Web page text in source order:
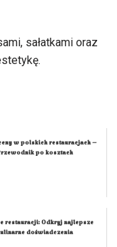
sałatkami oraz
w polskich restauracjach –
po kosztach
restauracji: Odkryj najlepsze
doświadczenia